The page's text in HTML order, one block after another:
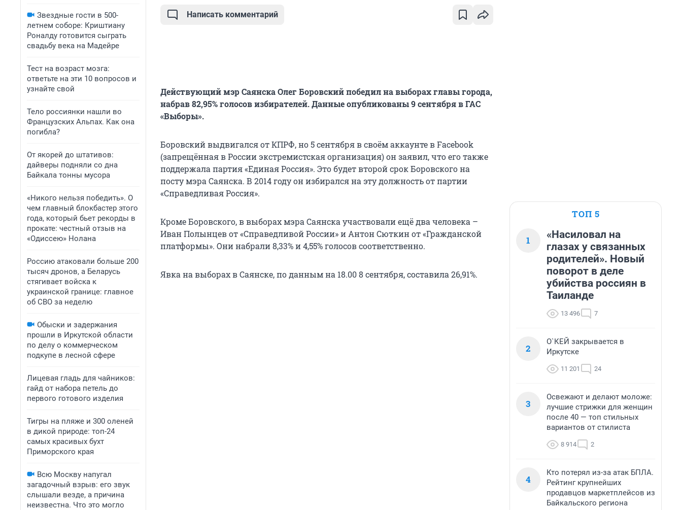
Звездные гости в 500-
летнем соборе: Криштиану
Роналду готовится сыграть
свадьбу века на Мадейре
Тест на возраст мозга:
ответьте на эти 10 вопросов и
узнайте свой
Тело россиянки нашли во
Французских Альпах. Как она
погибла?
От якорей до штативов:
дайверы подняли со дна
Байкала тонны мусора
«Никого нельзя победить». О
чем главный блокбастер этого
года, который бьет рекорды в
прокате: честный отзыв на
«Одиссею» Нолана
Россию атаковали больше 200
тысяч дронов, а Беларусь
стягивает войска к
украинской границе: главное
об СВО за неделю
Обыски и задержания
прошли в Иркутской области
по делу о коммерческом
подкупе в лесной сфере
Лицевая гладь для чайников:
гайд от набора петель до
первого готового изделия
Тигры на пляже и 300 оленей
в дикой природе: топ-24
самых красивых бухт
Приморского края
Всю Москву напугал
загадочный взрыв: его звук
слышали везде, а причина
неизвестна. Что это могло
Написать комментарий
Действующий мэр Саянска Олег Боровский победил на выборах главы города,
набрав 82,95% голосов избирателей. Данные опубликованы 9 сентября в ГАС
«Выборы».
Боровский выдвигался от КПРФ, но 5 сентября в своём аккаунте в Facebook
(запрещённая в России экстремистская организация) он заявил, что его также
поддержала партия «Единая Россия». Это будет второй срок Боровского на
посту мэра Саянска. В 2014 году он избирался на эту должность от партии
«Справедливая Россия».
Кроме Боровского, в выборах мэра Саянска участвовали ещё два человека –
Иван Полынцев от «Справедливой России» и Антон Сюткин от «Гражданской
платформы». Они набрали 8,33% и 4,55% голосов соответственно.
Явка на выборах в Саянске, по данным на 18.00 8 сентября, составила 26,91%.
ТОП 5
1
«Насиловал на
глазах у связанных
родителей». Новый
поворот в деле
убийства россиян в
Таиланде
13 496 7
2
О`КЕЙ закрывается в
Иркутске
11 201 24
3
Освежают и делают моложе:
лучшие стрижки для женщин
после 40 — топ стильных
вариантов от стилиста
8 914 2
4
Кто потерял из-за атак БПЛА.
Рейтинг крупнейших
продавцов маркетплейсов из
Байкальского региона